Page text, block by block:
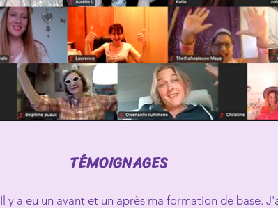
TÉMOIGNAGES
Il y a eu un avant et un après ma formation de base.